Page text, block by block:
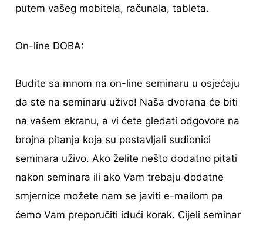
putem vašeg mobitela, računala, tableta.
On-line DOBA:
Budite sa mnom na on-line seminaru u osjećaju
da ste na seminaru uživo! Naša dvorana će biti
na vašem ekranu, a vi ćete gledati odgovore na
brojna pitanja koja su postavljali sudionici
seminara uživo. Ako želite nešto dodatno pitati
nakon seminara ili ako Vam trebaju dodatne
smjernice možete nam se javiti e-mailom pa
ćemo Vam preporučiti idući korak. Cijeli seminar